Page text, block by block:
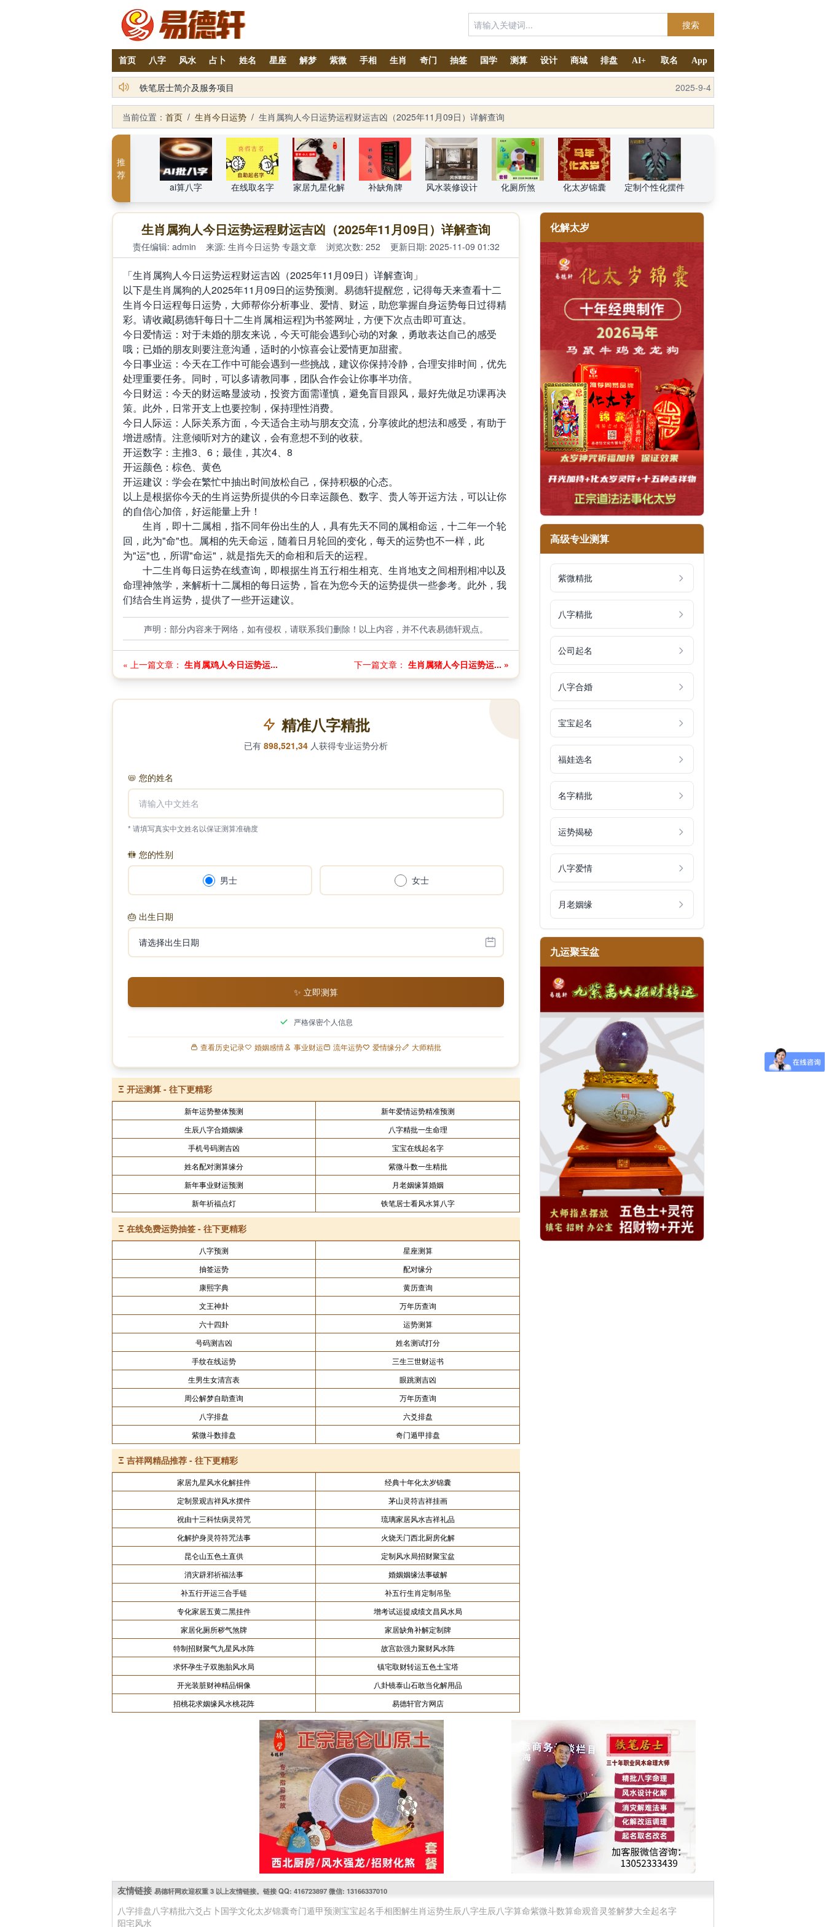
搜索
首页 八字 风水 占卜 姓名 星座 解梦 紫微 手相 生肖 奇门 抽签 国学 测算 设计 商城 排盘 AI+ 取名 App
铁笔居士简介及服务项目 2025-9-4
2026丙午年铁笔居士精批年运说明
2025-10-11
当前位置： 首页 / 生肖今日运势 / 生肖属狗人今日运势运程财运吉凶（2025年11月09日）详解查询
推
荐
ai算八字
在线取名字 家居九星化解 补缺角牌 风水装修设计 化厕所煞 化太岁锦囊 定制个性化摆件
生肖属狗人今日运势运程财运吉凶（2025年11月09日）详解查询
责任编辑: admin 来源: 生肖今日运势专题文章 浏览次数: 252 更新日期: 2025-11-09 01:32
「生肖属狗人今日运势运程财运吉凶（2025年11月09日）详解查询」
以下是生肖属狗的人2025年11月09日的运势预测。易德轩提醒您，记得每天来查看十二
生肖今日运程每日运势，大师帮你分析事业、爱情、财运，助您掌握自身运势每日过得精
彩。请收藏[易德轩每日十二生肖属相运程]为书签网址，方便下次点击即可直达。
今日爱情运：对于未婚的朋友来说，今天可能会遇到心动的对象，勇敢表达自己的感受
哦；已婚的朋友则要注意沟通，适时的小惊喜会让爱情更加甜蜜。
今日事业运：今天在工作中可能会遇到一些挑战，建议你保持冷静，合理安排时间，优先
处理重要任务。同时，可以多请教同事，团队合作会让你事半功倍。
今日财运：今天的财运略显波动，投资方面需谨慎，避免盲目跟风，最好先做足功课再决
策。此外，日常开支上也要控制，保持理性消费。
今日人际运：人际关系方面，今天适合主动与朋友交流，分享彼此的想法和感受，有助于
增进感情。注意倾听对方的建议，会有意想不到的收获。
开运数字：主推3、6；最佳，其次4、8
开运颜色：棕色、黄色
开运建议：学会在繁忙中抽出时间放松自己，保持积极的心态。
以上是根据你今天的生肖运势所提供的今日幸运颜色、数字、贵人等开运方法，可以让你
的自信心加倍，好运能量上升！
生肖，即十二属相，指不同年份出生的人，具有先天不同的属相命运，十二年一个轮
回，此为"命"也。属相的先天命运，随着日月轮回的变化，每天的运势也不一样，此
为"运"也，所谓"命运"，就是指先天的命相和后天的运程。
十二生肖每日运势在线查询，即根据生肖五行相生相克、生肖地支之间相刑相冲以及
命理神煞学，来解析十二属相的每日运势，旨在为您今天的运势提供一些参考。此外，我
们结合生肖运势，提供了一些开运建议。
声明：部分内容来于网络，如有侵权，请联系我们删除！以上内容，并不代表易德轩观点。
« 上一篇文章： 生肖属鸡人今日运势运... 下一篇文章： 生肖属猪人今日运势运... »
精准八字精批
已有 898,521,34 人获得专业运势分析
📛 您的姓名
* 请填写真实中文姓名以保证测算准确度
🚻 您的性别
男士 女士
🎂 出生日期
✨ 立即测算
严格保密个人信息
查看历史记录 婚姻感情 事业财运 流年运势 爱情缘分 大师精批
Ξ 开运测算 - 往下更精彩
新年运势整体预测
新年爱情运势精准预测
生辰八字合婚姻缘
八字精批一生命理
手机号码测吉凶
宝宝在线起名字
姓名配对测算缘分
紫微斗数一生精批
新年事业财运预测
月老姻缘算婚姻
新年祈福点灯
铁笔居士看风水算八字
Ξ 在线免费运势抽签 - 往下更精彩
八字预测
星座测算
抽签运势
配对缘分
康熙字典
黄历查询
文王神卦
万年历查询
六十四卦
运势测算
号码测吉凶
姓名测试打分
手纹在线运势
三生三世财运书
生男生女清宫表
眼跳测吉凶
周公解梦自助查询
万年历查询
八字排盘
六爻排盘
紫微斗数排盘
奇门遁甲排盘
Ξ 吉祥网精品推荐 - 往下更精彩
家居九星风水化解挂件
经典十年化太岁锦囊
定制景观吉祥风水摆件
茅山灵符吉祥挂画
祝由十三科怯病灵符咒
琉璃家居风水吉祥礼品
化解护身灵符符咒法事
火烧天门西北厨房化解
昆仑山五色土直供
定制风水局招财聚宝盆
消灾辟邪祈福法事
婚姻姻缘法事破解
补五行开运三合手链
补五行生肖定制吊坠
专化家居五黄二黑挂件
增考试运提成绩文昌风水局
家居化厕所秽气煞牌
家居缺角补解定制牌
特制招财聚气九星风水阵
故宫款强力聚财风水阵
求怀孕生子双胞胎风水局
镇宅取财转运五色土宝塔
开光装脏财神精品铜像
八卦镜泰山石敢当化解用品
招桃花求姻缘风水桃花阵
易德轩官方网店
化解太岁
高级专业测算
紫微精批
八字精批
公司起名
八字合婚
宝宝起名
福娃选名
名字精批
运势揭秘
八字爱情
月老姻缘
九运聚宝盆
友情链接 易德轩网欢迎权重 3 以上友情链接。链接 QQ: 416723897 微信: 13166337010
八字排盘八字精批六爻占卜国学文化太岁锦囊奇门遁甲预测宝宝起名手相图解生肖运势生辰八字生辰八字算命紫微斗数算命观音灵签解梦大全起名字
阳宅风水